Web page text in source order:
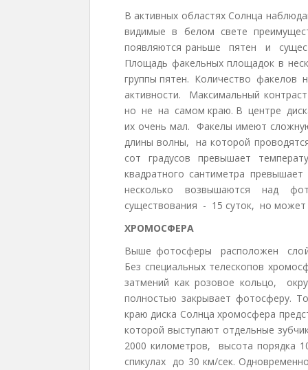
В активных областях Солнца
видимые в белом свете
появляются раньше пятен и
Площадь факельных площадок в
группы пятен. Количество факелов
активности. Максимальный
но не на самом краю. В центре
их очень мал. Факелы имеют
длины волны, на которой
сот градусов превышает
квадратного сантиметра
несколько возвышаются над
существования - 15 суток, но может
ХРОМОСФЕРА
Выше фотосферы расположен
Без специальных телескопов
затмений как розовое кольцо,
полностью закрывает фотосферу.
краю диска Солнца хромосфера
которой выступают отдельные
2000 километров, высота
спикулах до 30 км/сек.